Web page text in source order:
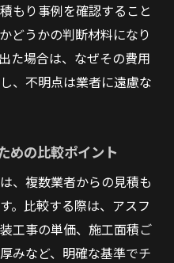
もり事例を確認すること
どうかの判断材料になり
た場合は、なぜその費用
、不明点は業者に遠慮な
めの比較ポイント
、複数業者からの見積も
。比較する際は、アスフ
工事の単価、施工面積ご
みなど、明確な基準でチ